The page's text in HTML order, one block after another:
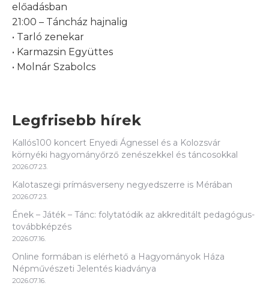
előadásban
21:00 – Táncház hajnalig
• Tarló zenekar
• Karmazsin Együttes
• Molnár Szabolcs
Legfrisebb hírek
Kallós100 koncert Enyedi Ágnessel és a Kolozsvár
környéki hagyományőrző zenészekkel és táncosokkal
2026.07.23.
Kalotaszegi prímásverseny negyedszerre is Mérában
2026.07.23.
Ének – Játék – Tánc: folytatódik az akkreditált pedagógus-
továbbképzés
2026.07.16.
Online formában is elérhető a Hagyományok Háza
Népművészeti Jelentés kiadványa
2026.07.16.